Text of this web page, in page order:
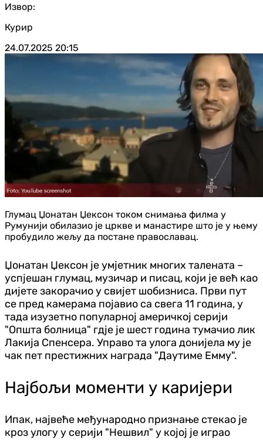
Извор:
Курир
24.07.2025 20:15
Глумац Џонатан Џексон током снимања филма у
Румунији обилазио је цркве и манастире што је у њему
пробудило жељу да постане православац.
Џонатан Џексон је умјетник многих талената –
успјешан глумац, музичар и писац, који је већ као
дијете закорачио у свијет шобизниса. Први пут
се пред камерама појавио са свега 11 година, у
тада изузетно популарној америчкој серији
"Општа болница" гдје је шест година тумачио лик
Лакија Спенсера. Управо та улога донијела му је
чак пет престижних награда "Даyтиме Еммy".
Најбољи моменти у каријери
Ипак, највеће међународно признање стекао је
кроз улогу у серији "Нешвил" у којој је играо